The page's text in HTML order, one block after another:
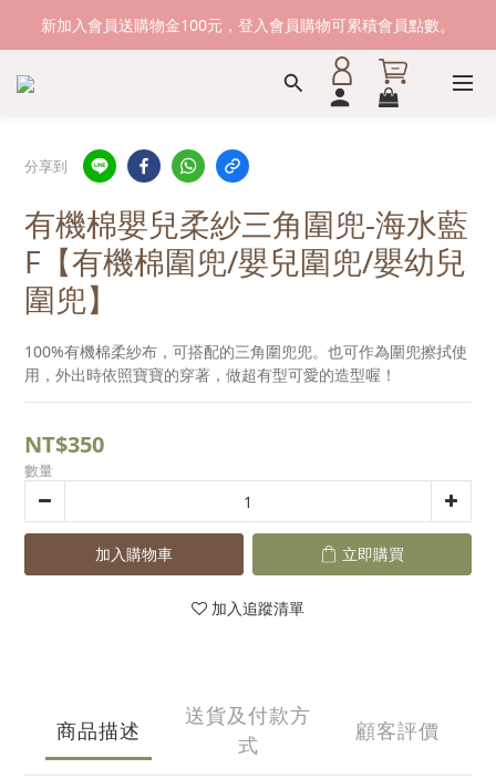
新加入會員送購物金100元，登入會員購物可累積會員點數。
新加入會員送購物金100元，登入會員購物可累積會員點數。
滿1500元免運費。 滿2000元，貨到付款免運。
分享到
有機棉嬰兒柔紗三角圍兜-海水藍
F【有機棉圍兜/嬰兒圍兜/嬰幼兒
圍兜】
100%有機棉柔紗布，可搭配的三角圍兜兜。也可作為圍兜擦拭使
用，外出時依照寶寶的穿著，做超有型可愛的造型喔！
NT$350
數量
加入購物車 立即購買
加入追蹤清單
商品描述
送貨及付款方
式
顧客評價